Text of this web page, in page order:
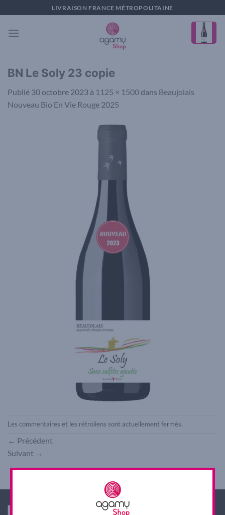
au
contenu
LIVRAISON FRANCE MÉTROPOLITAINE
BN Le Soly 23 copie
Publié 30 octobre 2023 à 1125 × 1500 dans Beaujolais
Nouveau Bio En Vie Rouge 2025
Les commentaires et les rétroliens sont actuellement fermés.
← Précédent
Suivant →
Interdiction de vente de boissons alcooliques aux